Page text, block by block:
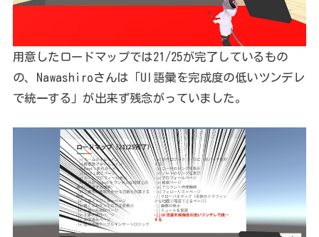
用意したロードマップでは21/25が完了しているもの
の、Nawashiroさんは「UI語彙を完成度の低いツンデレ
で統一する」が出来ず残念がっていました。